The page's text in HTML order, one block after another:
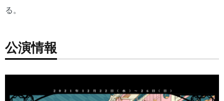
る。
公演情報